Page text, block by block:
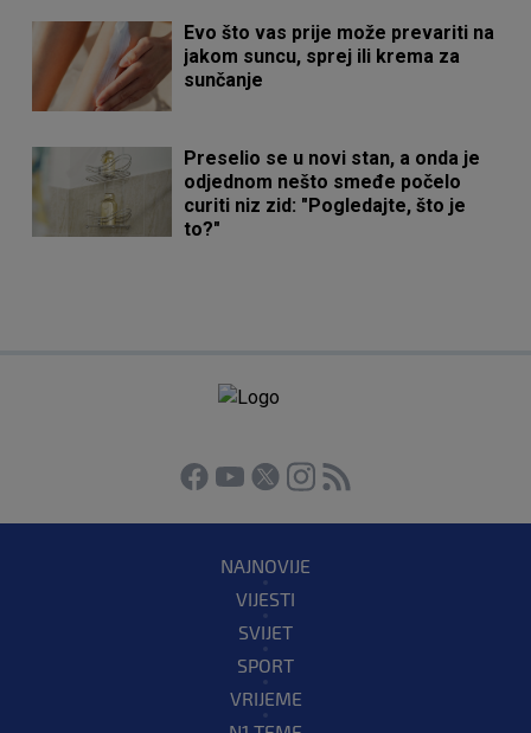
Evo što vas prije može prevariti na
jakom suncu, sprej ili krema za
sunčanje
Preselio se u novi stan, a onda je
odjednom nešto smeđe počelo
curiti niz zid: "Pogledajte, što je
to?"
NAJNOVIJE
VIJESTI
SVIJET
SPORT
VRIJEME